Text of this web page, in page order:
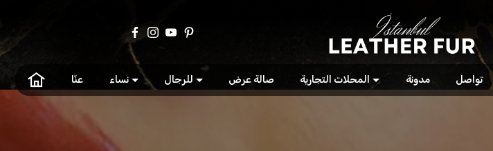
عنّا نساء للرجال صالة عرض المحلات التجارية مدونة تواصل